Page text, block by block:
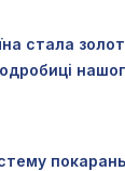
стала
покарань